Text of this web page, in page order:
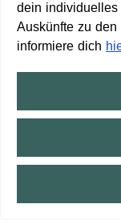
Gut
Min. /
dein individuelles
Auskünfte zu
informiere dich